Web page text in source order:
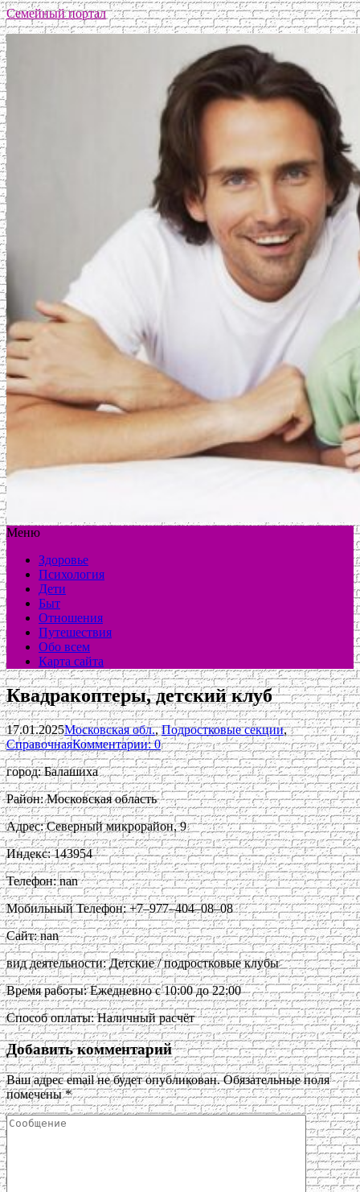
Семейный портал
Меню
Здоровье
Психология
Дети
Быт
Отношения
Путешествия
Обо всем
Карта сайта
Квадракоптеры, детский клуб
17.01.2025Московская обл.,Подростковые секции,
СправочнаяКомментарии: 0
город: Балашиха
Район: Московская область
Адрес: Северный микрорайон, 9
Индекс: 143954
Телефон: nan
Мобильный Телефон: +7‒977‒404‒08‒08
Сайт: nan
вид деятельности: Детские / подростковые клубы
Время работы: Ежедневно с 10:00 до 22:00
Способ оплаты: Наличный расчёт
Добавить комментарий
Ваш адрес email не будет опубликован. Обязательные поля
помечены*